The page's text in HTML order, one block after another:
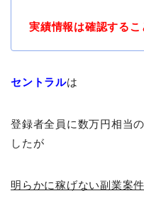
実績情報は確認するこ
セントラルは
登録者全員に数万円相当
したが
明らかに稼げない副業案